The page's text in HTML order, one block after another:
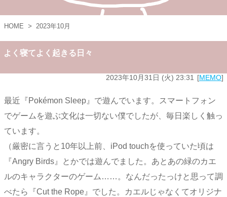
HOME > 2023年10月
よく寝てよく起きる日々
2023年10月31日 (火) 23:31 MEMO
最近『Pokémon Sleep』で遊んでいます。スマートフォン
でゲームを遊ぶ文化は一切ない僕でしたが、毎日楽しく触っ
ています。
（厳密に言うと10年以上前、iPod touchを使っていた頃は
『Angry Birds』とかでは遊んでました。あとあの緑のカエ
ルのキャラクターのゲーム……。なんだったっけと思って調
べたら『Cut the Rope』でした。カエルじゃなくてオリジナ